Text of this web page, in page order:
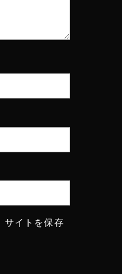
サイトを保存